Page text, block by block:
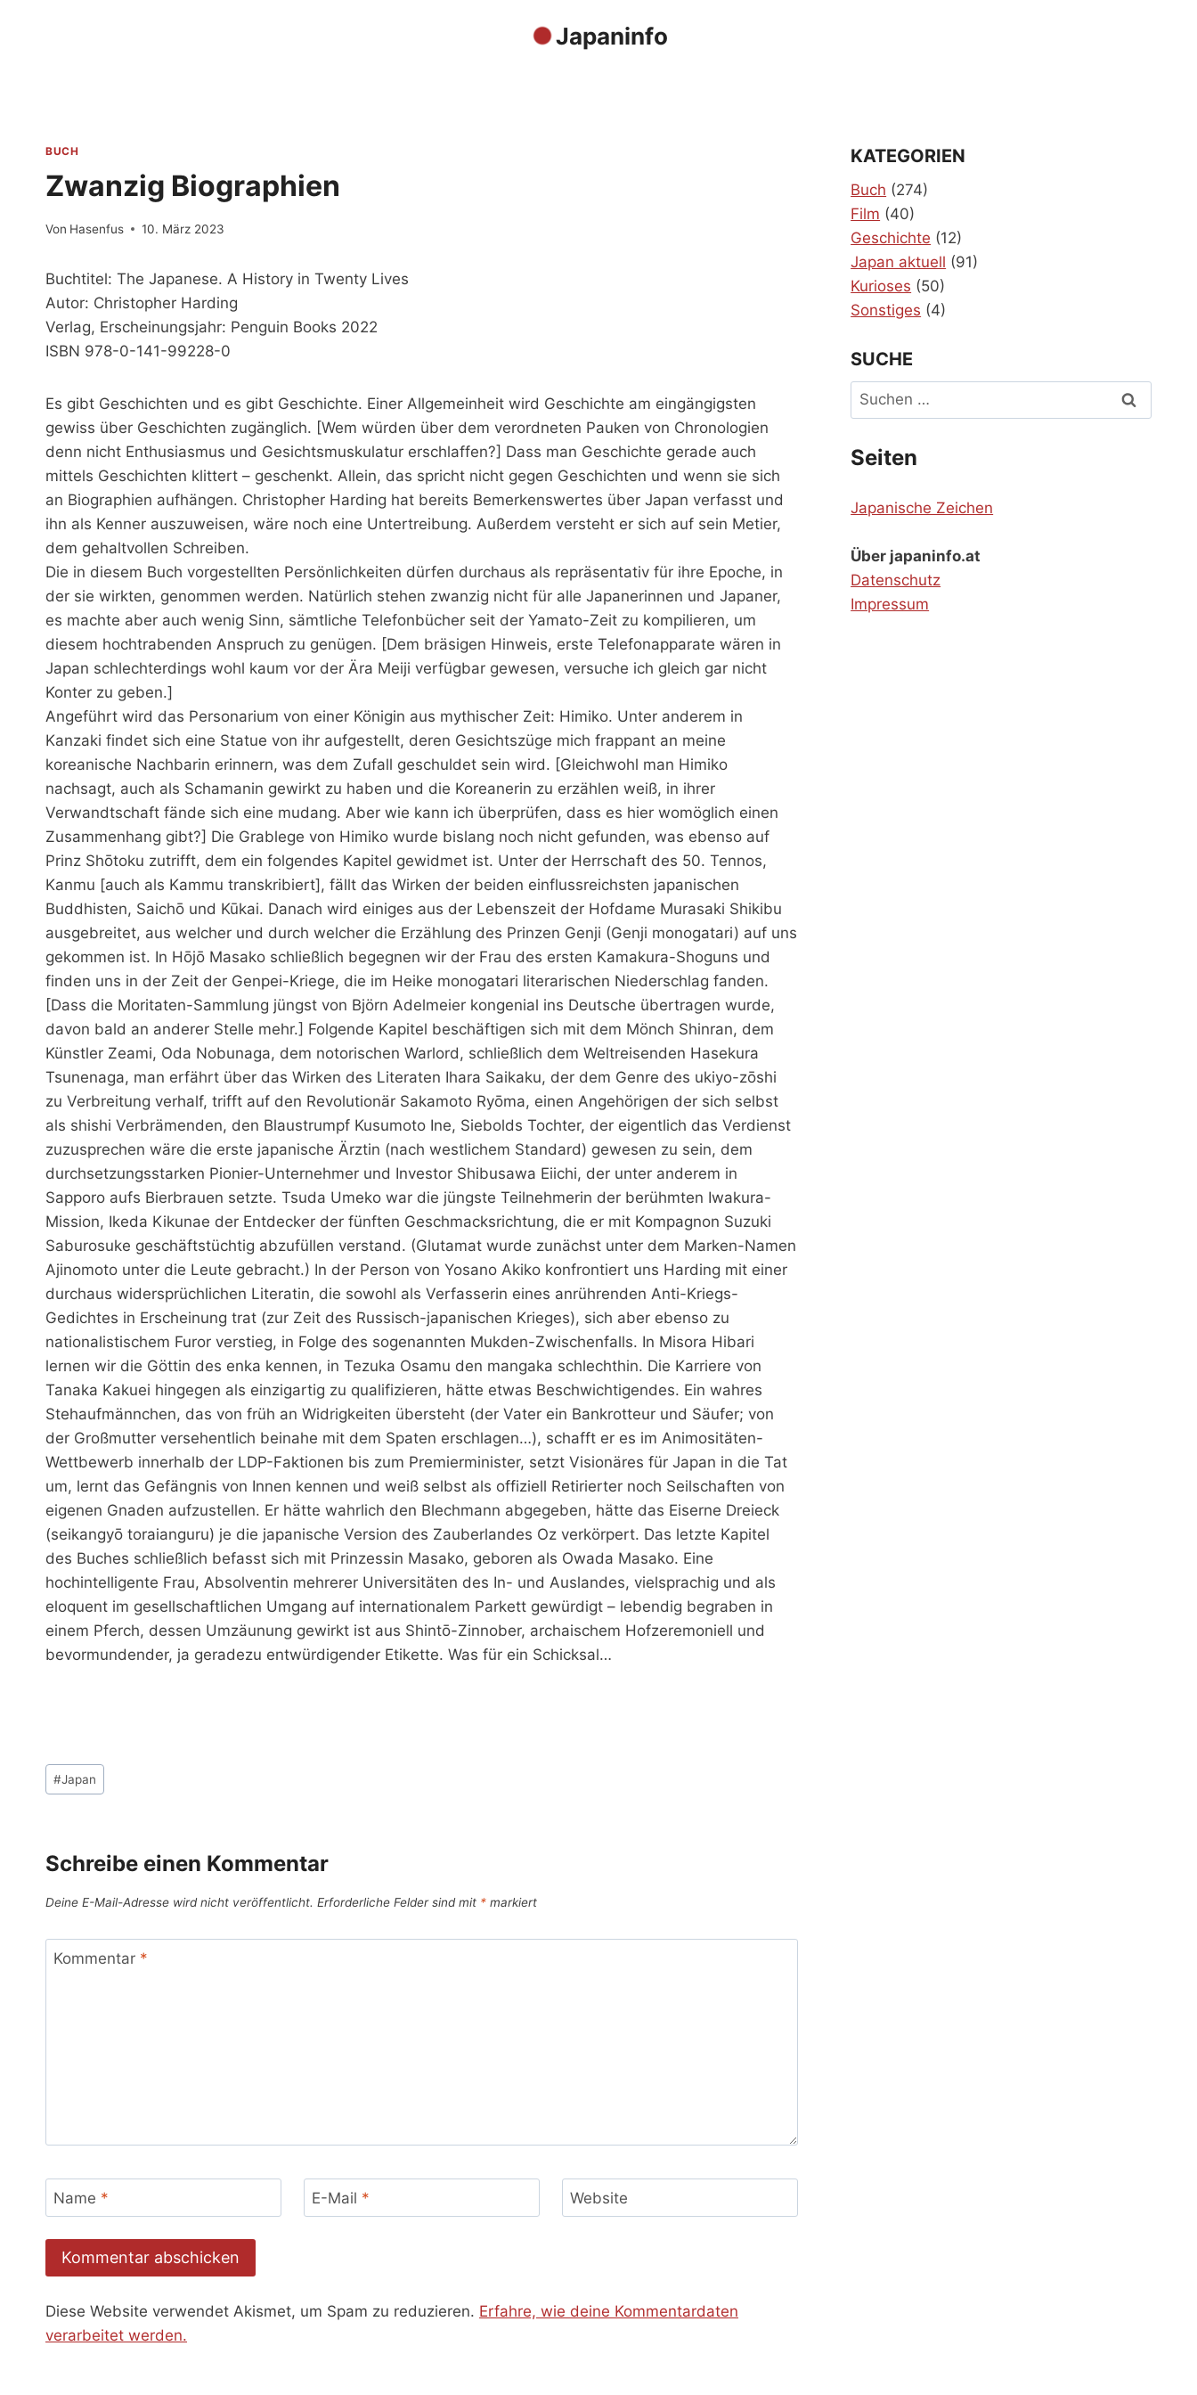
Japaninfo
BUCH
Zwanzig Biographien
Von Hasenfus 10. März 2023
Buchtitel: The Japanese. A History in Twenty Lives
Autor: Christopher Harding
Verlag, Erscheinungsjahr: Penguin Books 2022
ISBN 978-0-141-99228-0
Es gibt Geschichten und es gibt Geschichte. Einer Allgemeinheit wird Geschichte am eingängigsten
gewiss über Geschichten zugänglich. [Wem würden über dem verordneten Pauken von Chronologien
denn nicht Enthusiasmus und Gesichtsmuskulatur erschlaffen?] Dass man Geschichte gerade auch
mittels Geschichten klittert – geschenkt. Allein, das spricht nicht gegen Geschichten und wenn sie sich
an Biographien aufhängen. Christopher Harding hat bereits Bemerkenswertes über Japan verfasst und
ihn als Kenner auszuweisen, wäre noch eine Untertreibung. Außerdem versteht er sich auf sein Metier,
dem gehaltvollen Schreiben.
Die in diesem Buch vorgestellten Persönlichkeiten dürfen durchaus als repräsentativ für ihre Epoche, in
der sie wirkten, genommen werden. Natürlich stehen zwanzig nicht für alle Japanerinnen und Japaner,
es machte aber auch wenig Sinn, sämtliche Telefonbücher seit der Yamato-Zeit zu kompilieren, um
diesem hochtrabenden Anspruch zu genügen. [Dem bräsigen Hinweis, erste Telefonapparate wären in
Japan schlechterdings wohl kaum vor der Ära Meiji verfügbar gewesen, versuche ich gleich gar nicht
Konter zu geben.]
Angeführt wird das Personarium von einer Königin aus mythischer Zeit: Himiko. Unter anderem in
Kanzaki findet sich eine Statue von ihr aufgestellt, deren Gesichtszüge mich frappant an meine
koreanische Nachbarin erinnern, was dem Zufall geschuldet sein wird. [Gleichwohl man Himiko
nachsagt, auch als Schamanin gewirkt zu haben und die Koreanerin zu erzählen weiß, in ihrer
Verwandtschaft fände sich eine mudang. Aber wie kann ich überprüfen, dass es hier womöglich einen
Zusammenhang gibt?] Die Grablege von Himiko wurde bislang noch nicht gefunden, was ebenso auf
Prinz Shōtoku zutrifft, dem ein folgendes Kapitel gewidmet ist. Unter der Herrschaft des 50. Tennos,
Kanmu [auch als Kammu transkribiert], fällt das Wirken der beiden einflussreichsten japanischen
Buddhisten, Saichō und Kūkai. Danach wird einiges aus der Lebenszeit der Hofdame Murasaki Shikibu
ausgebreitet, aus welcher und durch welcher die Erzählung des Prinzen Genji (Genji monogatari) auf uns
gekommen ist. In Hōjō Masako schließlich begegnen wir der Frau des ersten Kamakura-Shoguns und
finden uns in der Zeit der Genpei-Kriege, die im Heike monogatari literarischen Niederschlag fanden.
[Dass die Moritaten-Sammlung jüngst von Björn Adelmeier kongenial ins Deutsche übertragen wurde,
davon bald an anderer Stelle mehr.] Folgende Kapitel beschäftigen sich mit dem Mönch Shinran, dem
Künstler Zeami, Oda Nobunaga, dem notorischen Warlord, schließlich dem Weltreisenden Hasekura
Tsunenaga, man erfährt über das Wirken des Literaten Ihara Saikaku, der dem Genre des ukiyo-zōshi
zu Verbreitung verhalf, trifft auf den Revolutionär Sakamoto Ryōma, einen Angehörigen der sich selbst
als shishi Verbrämenden, den Blaustrumpf Kusumoto Ine, Siebolds Tochter, der eigentlich das Verdienst
zuzusprechen wäre die erste japanische Ärztin (nach westlichem Standard) gewesen zu sein, dem
durchsetzungsstarken Pionier-Unternehmer und Investor Shibusawa Eiichi, der unter anderem in
Sapporo aufs Bierbrauen setzte. Tsuda Umeko war die jüngste Teilnehmerin der berühmten Iwakura-
Mission, Ikeda Kikunae der Entdecker der fünften Geschmacksrichtung, die er mit Kompagnon Suzuki
Saburosuke geschäftstüchtig abzufüllen verstand. (Glutamat wurde zunächst unter dem Marken-Namen
Ajinomoto unter die Leute gebracht.) In der Person von Yosano Akiko konfrontiert uns Harding mit einer
durchaus widersprüchlichen Literatin, die sowohl als Verfasserin eines anrührenden Anti-Kriegs-
Gedichtes in Erscheinung trat (zur Zeit des Russisch-japanischen Krieges), sich aber ebenso zu
nationalistischem Furor verstieg, in Folge des sogenannten Mukden-Zwischenfalls. In Misora Hibari
lernen wir die Göttin des enka kennen, in Tezuka Osamu den mangaka schlechthin. Die Karriere von
Tanaka Kakuei hingegen als einzigartig zu qualifizieren, hätte etwas Beschwichtigendes. Ein wahres
Stehaufmännchen, das von früh an Widrigkeiten übersteht (der Vater ein Bankrotteur und Säufer; von
der Großmutter versehentlich beinahe mit dem Spaten erschlagen…), schafft er es im Animositäten-
Wettbewerb innerhalb der LDP-Faktionen bis zum Premierminister, setzt Visionäres für Japan in die Tat
um, lernt das Gefängnis von Innen kennen und weiß selbst als offiziell Retirierter noch Seilschaften von
eigenen Gnaden aufzustellen. Er hätte wahrlich den Blechmann abgegeben, hätte das Eiserne Dreieck
(seikangyō toraianguru) je die japanische Version des Zauberlandes Oz verkörpert. Das letzte Kapitel
des Buches schließlich befasst sich mit Prinzessin Masako, geboren als Owada Masako. Eine
hochintelligente Frau, Absolventin mehrerer Universitäten des In- und Auslandes, vielsprachig und als
eloquent im gesellschaftlichen Umgang auf internationalem Parkett gewürdigt – lebendig begraben in
einem Pferch, dessen Umzäunung gewirkt ist aus Shintō-Zinnober, archaischem Hofzeremoniell und
bevormundender, ja geradezu entwürdigender Etikette. Was für ein Schicksal…
Schlagworte:
#Japan
Schreibe einen Kommentar
Deine E-Mail-Adresse wird nicht veröffentlicht. Erforderliche Felder sind mit * markiert
Kommentar *
Name * E-Mail * Website
Diese Website verwendet Akismet, um Spam zu reduzieren. Erfahre, wie deine Kommentardaten
verarbeitet werden.
KATEGORIEN
Buch (274)
Film (40)
Geschichte (12)
Japan aktuell (91)
Kurioses (50)
Sonstiges (4)
SUCHE
Suchen
nach:
Seiten
Japanische Zeichen
Über japaninfo.at
Datenschutz
Impressum